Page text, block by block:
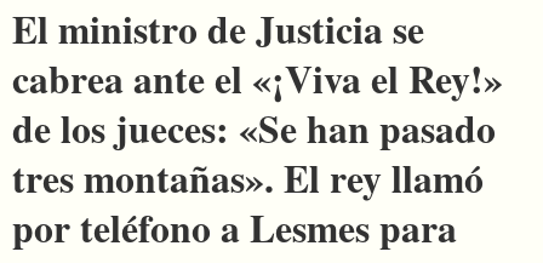
El ministro de Justicia se
cabrea ante el «¡Viva el Rey!»
de los jueces: «Se han pasado
tres montañas». El rey llamó
por teléfono a Lesmes para